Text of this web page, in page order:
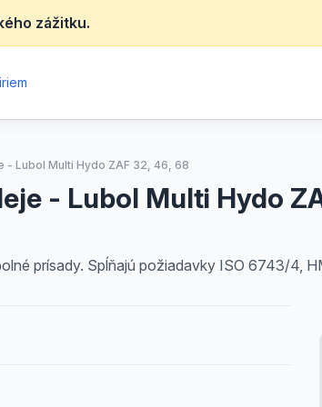
zážitku.
Lubol Multi Hydo ZAF 32, 46, 68
- Lubol Multi Hydo
prísady. Spĺňajú požiadavky ISO 6743/4,